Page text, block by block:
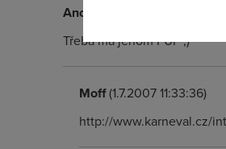
Anonym
Třeba má jenom FUP ;)
Moff(1.7.2007 11:33:36)
http://www.karneval.cz/